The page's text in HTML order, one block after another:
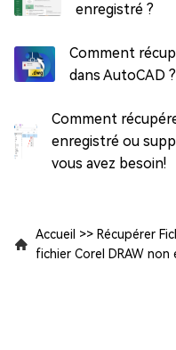
enregistré ?
Comment
dans AutoCAD ?
Comment
enregistré ou
vous avez besoin!
Accueil >> Récupérer
fichier Corel DRAW non